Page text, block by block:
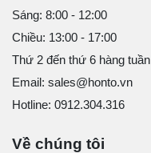
Sáng: 8:00 - 12:00
Chiều: 13:00 - 17:00
Thứ 2 đến thứ 6 hàng tuần
Email: sales@honto.vn
Hotline: 0912.304.316
Về chúng tôi